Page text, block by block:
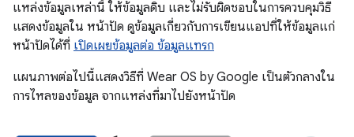
แหล่งข้อมูลเหล่านี้ ให้ข้อมูลดิบ และไม่รับผิดชอบในการควบคุมวิธี
แสดงข้อมูลใน หน้าปัด ดูข้อมูลเกี่ยวกับการเขียนแอปที่ให้ข้อมูลแก่
หน้าปัดได้ที่ เปิดเผยข้อมูลต่อ ข้อมูลแทรก
แผนภาพต่อไปนี้แสดงวิธีที่ Wear OS by Google เป็นตัวกลางใน
การไหลของข้อมูล จากแหล่งที่มาไปยังหน้าปัด